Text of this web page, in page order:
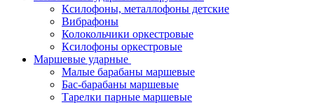
Ксилофоны, металлофоны детские
Вибрафоны
Колокольчики оркестровые
Ксилофоны оркестровые
Маршевые ударные
Малые барабаны маршевые
Бас-барабаны маршевые
Тарелки парные маршевые